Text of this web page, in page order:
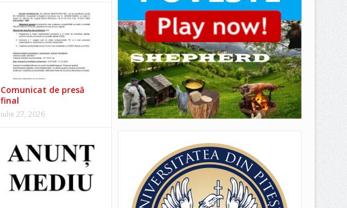
Comunicat de presă
final
iulie 27, 2026